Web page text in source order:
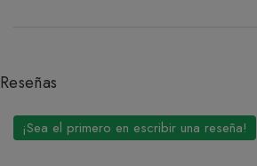
Reseñas
¡Sea el primero en escribir una reseña!